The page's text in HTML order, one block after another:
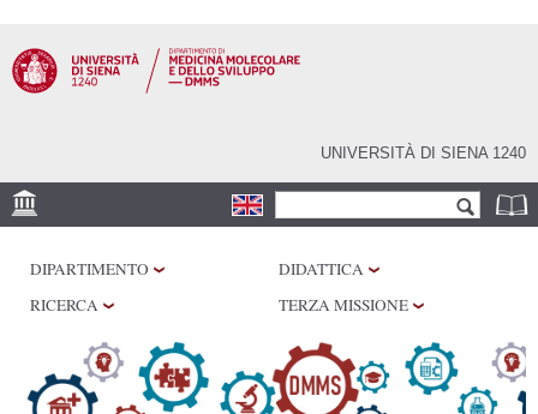
contenuto
principale
UNIVERSITÀ DI SIENA 1240
Form di ricerca
CENTRI DI RICERCA
LABORATORI
BIBLIOTECHE
DIPARTIMENTO
DIDATTICA
RICERCA
TERZA MISSIONE